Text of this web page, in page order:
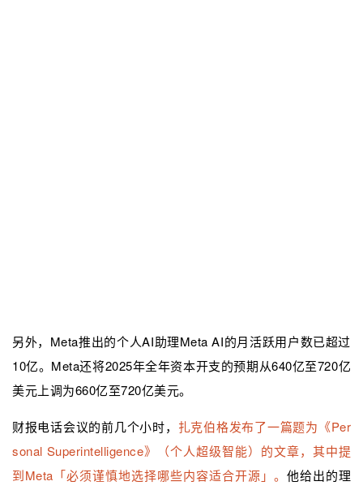
另外，Meta推出的个人AI助理Meta AI的月活跃用户数已超过
10亿。Meta还将2025年全年资本开支的预期从640亿至720亿
美元上调为660亿至720亿美元。
财报电话会议的前几个小时， 扎克伯格发布了一篇题为《Per
sonal Superintelligence》（个人超级智能）的文章，其中提
到Meta「必须谨慎地选择哪些内容适合开源」。 他给出的理